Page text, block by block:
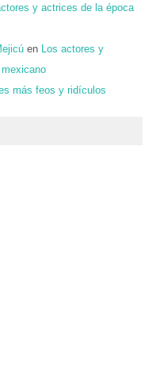
y actrices de la época
en
Los actores y
más feos y ridículos